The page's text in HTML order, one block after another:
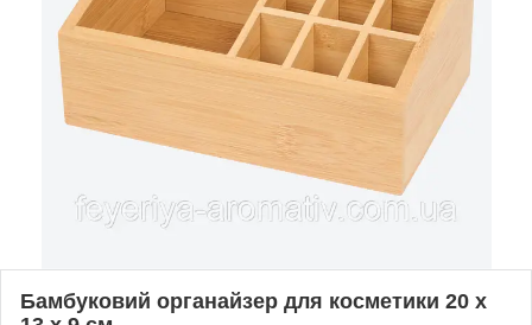
Бамбуковий органайзер для косметики 20 x